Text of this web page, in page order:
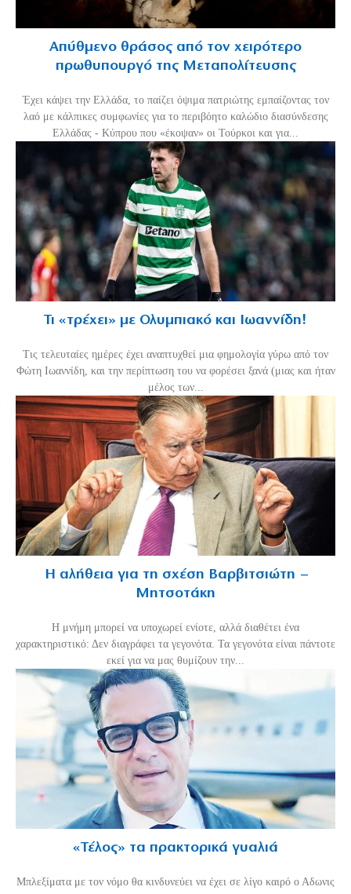
Απύθμενο θράσος από τον χειρότερο
πρωθυπουργό της Μεταπολίτευσης
Έχει κάψει την Ελλάδα, το παίζει όψιμα πατριώτης εμπαίζοντας τον
λαό με κάλπικες συμφωνίες για το περιβόητο καλώδιο διασύνδεσης
Ελλάδας - Κύπρου που «έκοψαν» οι Τούρκοι και για...
Τι «τρέχει» με Ολυμπιακό και Ιωαννίδη!
Τις τελευταίες ημέρες έχει αναπτυχθεί μια φημολογία γύρω από τον
Φώτη Ιωαννίδη, και την περίπτωση του να φορέσει ξανά (μιας και ήταν
μέλος των...
Η αλήθεια για τη σχέση Βαρβιτσιώτη –
Μητσοτάκη
H μνήμη μπορεί να υποχωρεί ενίοτε, αλλά διαθέτει ένα
χαρακτηριστικό: Δεν διαγράφει τα γεγονότα. Τα γεγονότα είναι πάντοτε
εκεί για να μας θυμίζουν την...
«Τέλος» τα πρακτορικά γυαλιά
Μπλεξίματα με τον νόμο θα κινδυνεύει να έχει σε λίγο καιρό ο Αδωνις